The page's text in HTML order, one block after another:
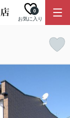
お気に入り
0